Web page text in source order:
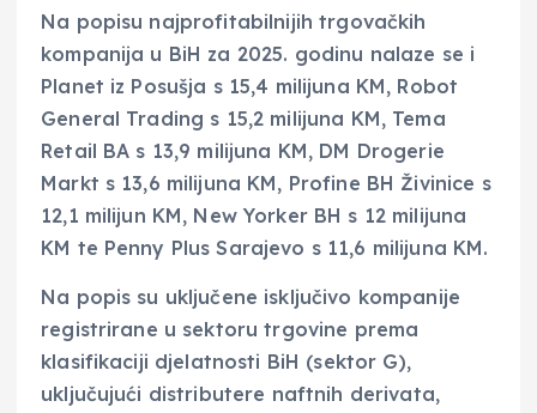
Na popisu najprofitabilnijih trgovačkih
kompanija u BiH za 2025. godinu nalaze se i
Planet iz Posušja s 15,4 milijuna KM, Robot
General Trading s 15,2 milijuna KM, Tema
Retail BA s 13,9 milijuna KM, DM Drogerie
Markt s 13,6 milijuna KM, Profine BH Živinice s
12,1 milijun KM, New Yorker BH s 12 milijuna
KM te Penny Plus Sarajevo s 11,6 milijuna KM.
Na popis su uključene isključivo kompanije
registrirane u sektoru trgovine prema
klasifikaciji djelatnosti BiH (sektor G),
uključujući distributere naftnih derivata,